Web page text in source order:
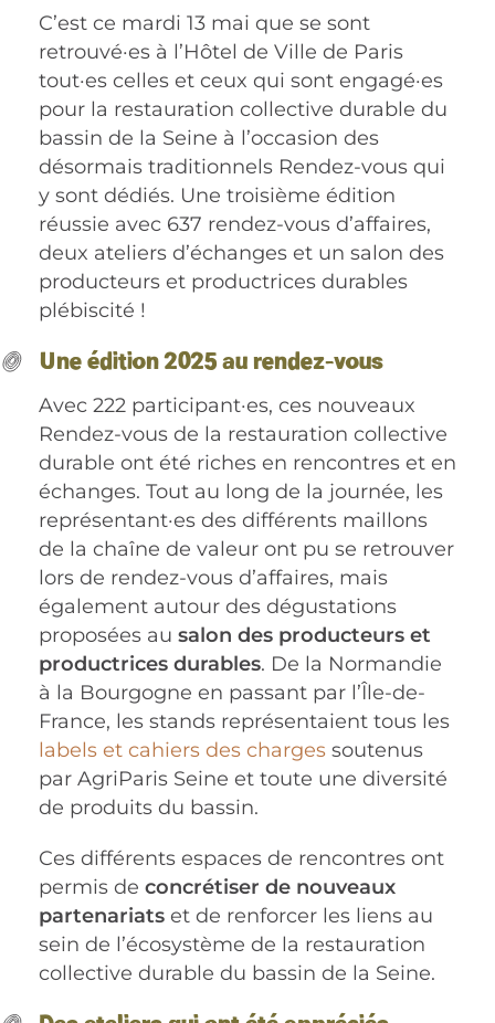
C’est ce mardi 13 mai que se sont
retrouvé·es à l’Hôtel de Ville de Paris
tout·es celles et ceux qui sont engagé·es
pour la restauration collective durable du
bassin de la Seine à l’occasion des
désormais traditionnels Rendez-vous qui
y sont dédiés. Une troisième édition
réussie avec 637 rendez-vous d’affaires,
deux ateliers d’échanges et un salon des
producteurs et productrices durables
plébiscité !
Une édition 2025 au rendez-vous
Avec 222 participant·es, ces nouveaux
Rendez-vous de la restauration collective
durable ont été riches en rencontres et en
échanges. Tout au long de la journée, les
représentant·es des différents maillons
de la chaîne de valeur ont pu se retrouver
lors de rendez-vous d’affaires, mais
également autour des dégustations
proposées au salon des producteurs et
productrices durables. De la Normandie
à la Bourgogne en passant par l’Île-de-
France, les stands représentaient tous les
labels et cahiers des charges soutenus
par AgriParis Seine et toute une diversité
de produits du bassin.
Ces différents espaces de rencontres ont
permis de concrétiser de nouveaux
partenariats et de renforcer les liens au
sein de l’écosystème de la restauration
collective durable du bassin de la Seine.